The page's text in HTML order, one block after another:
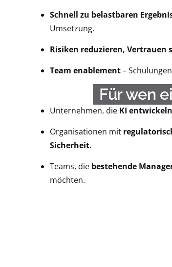
Schnell zu belastbaren
Umsetzung.
Risiken reduzieren, Vertrauen
Team enablement–
Für wen
Unternehmen, die KI
Organisationen mit
Sicherheit.
Teams, die bestehende
möchten.